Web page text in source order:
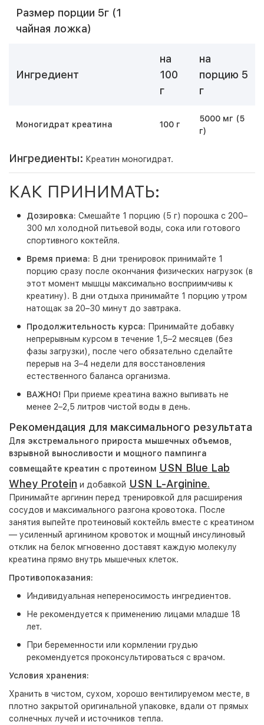
Размер порции 5г (1
чайная ложка)
Ингредиент
на
100
г
на
порцию 5
г
Моногидрат креатина 100 г
5000 мг (5
г)
Ингредиенты: Креатин моногидрат.
КАК ПРИНИМАТЬ:
Дозировка: Смешайте 1 порцию (5 г) порошка с 200–
300 мл холодной питьевой воды, сока или готового
спортивного коктейля.
Время приема: В дни тренировок принимайте 1
порцию сразу после окончания физических нагрузок (в
этот момент мышцы максимально восприимчивы к
креатину). В дни отдыха принимайте 1 порцию утром
натощак за 20–30 минут до завтрака.
Продолжительность курса: Принимайте добавку
непрерывным курсом в течение 1,5–2 месяцев (без
фазы загрузки), после чего обязательно сделайте
перерыв на 3–4 недели для восстановления
естественного баланса организма.
ВАЖНО! При приеме креатина важно выпивать не
менее 2–2,5 литров чистой воды в день.
Рекомендация для максимального результата
Для экстремального прироста мышечных объемов,
взрывной выносливости и мощного пампинга
совмещайте креатин с протеином USN Blue Lab
Whey Protein и добавкой USN L-Arginine.
Принимайте аргинин перед тренировкой для расширения
сосудов и максимального разгона кровотока. После
занятия выпейте протеиновый коктейль вместе с креатином
— усиленный аргинином кровоток и мощный инсулиновый
отклик на белок мгновенно доставят каждую молекулу
креатина прямо внутрь мышечных клеток.
Противопоказания:
Индивидуальная непереносимость ингредиентов.
Не рекомендуется к применению лицами младше 18
лет.
При беременности или кормлении грудью
рекомендуется проконсультироваться с врачом.
Условия хранения:
Хранить в чистом, сухом, хорошо вентилируемом месте, в
плотно закрытой оригинальной упаковке, вдали от прямых
солнечных лучей и источников тепла.